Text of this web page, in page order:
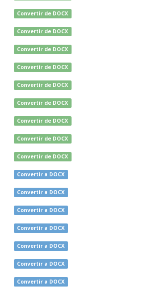
Convertir de DOCX
Convertir de DOCX
Convertir de DOCX
Convertir de DOCX
Convertir de DOCX
Convertir de DOCX
Convertir de DOCX
Convertir de DOCX
Convertir de DOCX
Convertir a DOCX
Convertir a DOCX
Convertir a DOCX
Convertir a DOCX
Convertir a DOCX
Convertir a DOCX
Convertir a DOCX